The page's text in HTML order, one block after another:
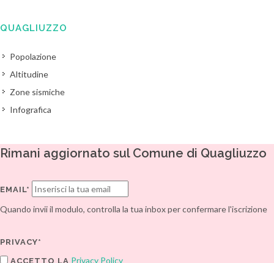
QUAGLIUZZO
Popolazione
Altitudine
Zone sismiche
Infografica
Rimani aggiornato sul Comune di Quagliuzzo
EMAIL*
Quando invii il modulo, controlla la tua inbox per confermare l'iscrizione
PRIVACY*
ACCETTO LA Privacy Policy